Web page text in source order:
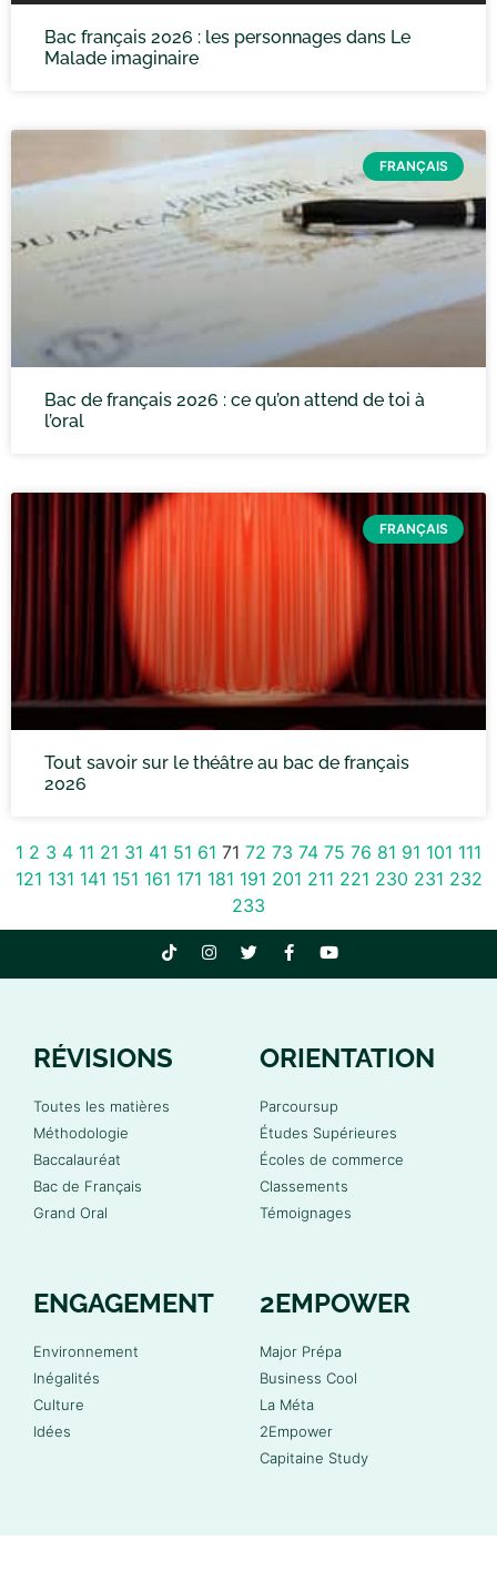
Bac français 2026 : les personnages dans Le
Malade imaginaire
FRANÇAIS
Bac de français 2026 : ce qu’on attend de toi à
l’oral
FRANÇAIS
Tout savoir sur le théâtre au bac de français
2026
1 2 3 4 11 21 31 41 51 61 71 72 73 74 75 76 81 91 101 111
121 131 141 151 161 171 181 191 201 211 221 230 231 232
233
RÉVISIONS
Toutes les matières
Méthodologie
Baccalauréat
Bac de Français
Grand Oral
ORIENTATION
Parcoursup
Études Supérieures
Écoles de commerce
Classements
Témoignages
ENGAGEMENT
Environnement
Inégalités
Culture
Idées
2EMPOWER
Major Prépa
Business Cool
La Méta
2Empower
Capitaine Study